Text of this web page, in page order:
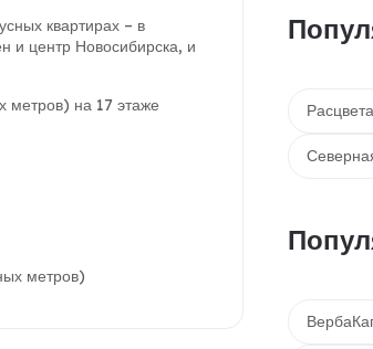
квартирах – в
и центр Новосибирска, и
метров) на 17 этаже
метров)